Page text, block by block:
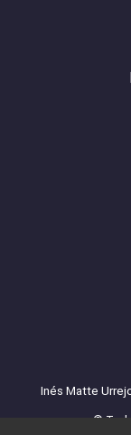
Inés Matte
©